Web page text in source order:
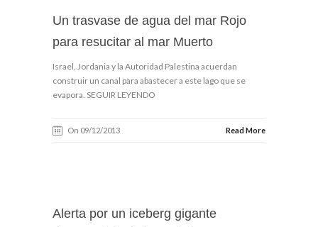
Un trasvase de agua del mar Rojo
para resucitar al mar Muerto
Israel, Jordania y la Autoridad Palestina acuerdan
construir un canal para abastecer a este lago que se
evapora. SEGUIR LEYENDO
On 09/12/2013 Read More
Alerta por un iceberg gigante